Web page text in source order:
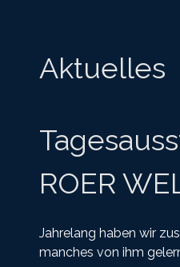
Aktuelles
ROER
Jahrelang haben wir
manches von ihm